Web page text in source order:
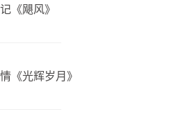
《飓风》
《光辉岁月》